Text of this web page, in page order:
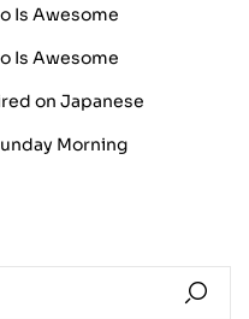
Is Awesome
Is Awesome
on Japanese
Morning